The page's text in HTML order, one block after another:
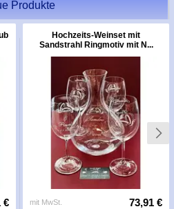
Produkte
€
Hochzeits-Weinset mit
Sandstrahl Ringmotiv mit N...
mit MwSt. 73,91 €